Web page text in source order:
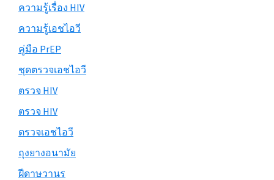
ความรู้เรื่อง HIV
ความรู้เอชไอวี
คู่มือ PrEP
ชุดตรวจเอชไอวี
ตรวจ HIV
ตรวจ HIV
ตรวจเอชไอวี
ถุงยางอนามัย
ฝีดาษวานร